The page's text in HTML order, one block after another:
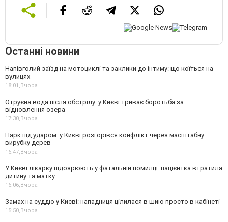
Останні новини
Напівголий заїзд на мотоциклі та заклики до інтиму: що коїться на
вулицях
18:01,Вчора
Отруєна вода після обстрілу: у Києві триває боротьба за
відновлення озера
17:30,Вчора
Парк під ударом: у Києві розгорівся конфлікт через масштабну
вирубку дерев
16:47,Вчора
У Києві лікарку підозрюють у фатальній помилці: пацієнтка втратила
дитину та матку
16:06,Вчора
Замах на суддю у Києві: нападниця цілилася в шию просто в кабінеті
15:50,Вчора